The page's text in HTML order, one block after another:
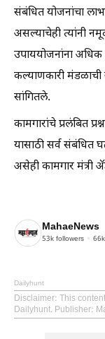
संबंधित योजनांचा
असल्याचेही त्यांनी
उपाययोजनांना
कल्याणकारी मंडळाची
सांगितले.
कामगारांचे प्रलंबित
यासाठी सर्व संबंधित
असेही कामगार मंत्री
MahaeNews
53k followers 66k
Dailyhunt
Disclaimer: This
Dailyhunt. Publisher: